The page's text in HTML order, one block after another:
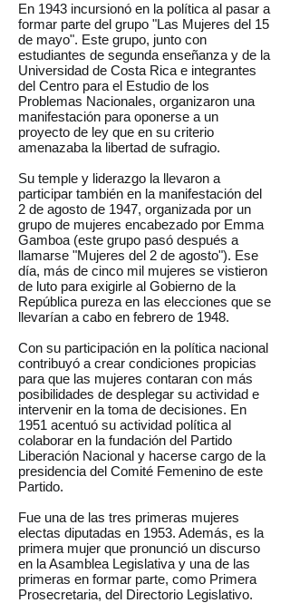
En 1943 incursionó en la política al pasar a
formar parte del grupo "Las Mujeres del 15
de mayo". Este grupo, junto con
estudiantes de segunda enseñanza y de la
Universidad de Costa Rica e integrantes
del Centro para el Estudio de los
Problemas Nacionales, organizaron una
manifestación para oponerse a un
proyecto de ley que en su criterio
amenazaba la libertad de sufragio.
Su temple y liderazgo la llevaron a
participar también en la manifestación del
2 de agosto de 1947, organizada por un
grupo de mujeres encabezado por Emma
Gamboa (este grupo pasó después a
llamarse "Mujeres del 2 de agosto"). Ese
día, más de cinco mil mujeres se vistieron
de luto para exigirle al Gobierno de la
República pureza en las elecciones que se
llevarían a cabo en febrero de 1948.
Con su participación en la política nacional
contribuyó a crear condiciones propicias
para que las mujeres contaran con más
posibilidades de desplegar su actividad e
intervenir en la toma de decisiones. En
1951 acentuó su actividad política al
colaborar en la fundación del Partido
Liberación Nacional y hacerse cargo de la
presidencia del Comité Femenino de este
Partido.
Fue una de las tres primeras mujeres
electas diputadas en 1953. Además, es la
primera mujer que pronunció un discurso
en la Asamblea Legislativa y una de las
primeras en formar parte, como Primera
Prosecretaria, del Directorio Legislativo.